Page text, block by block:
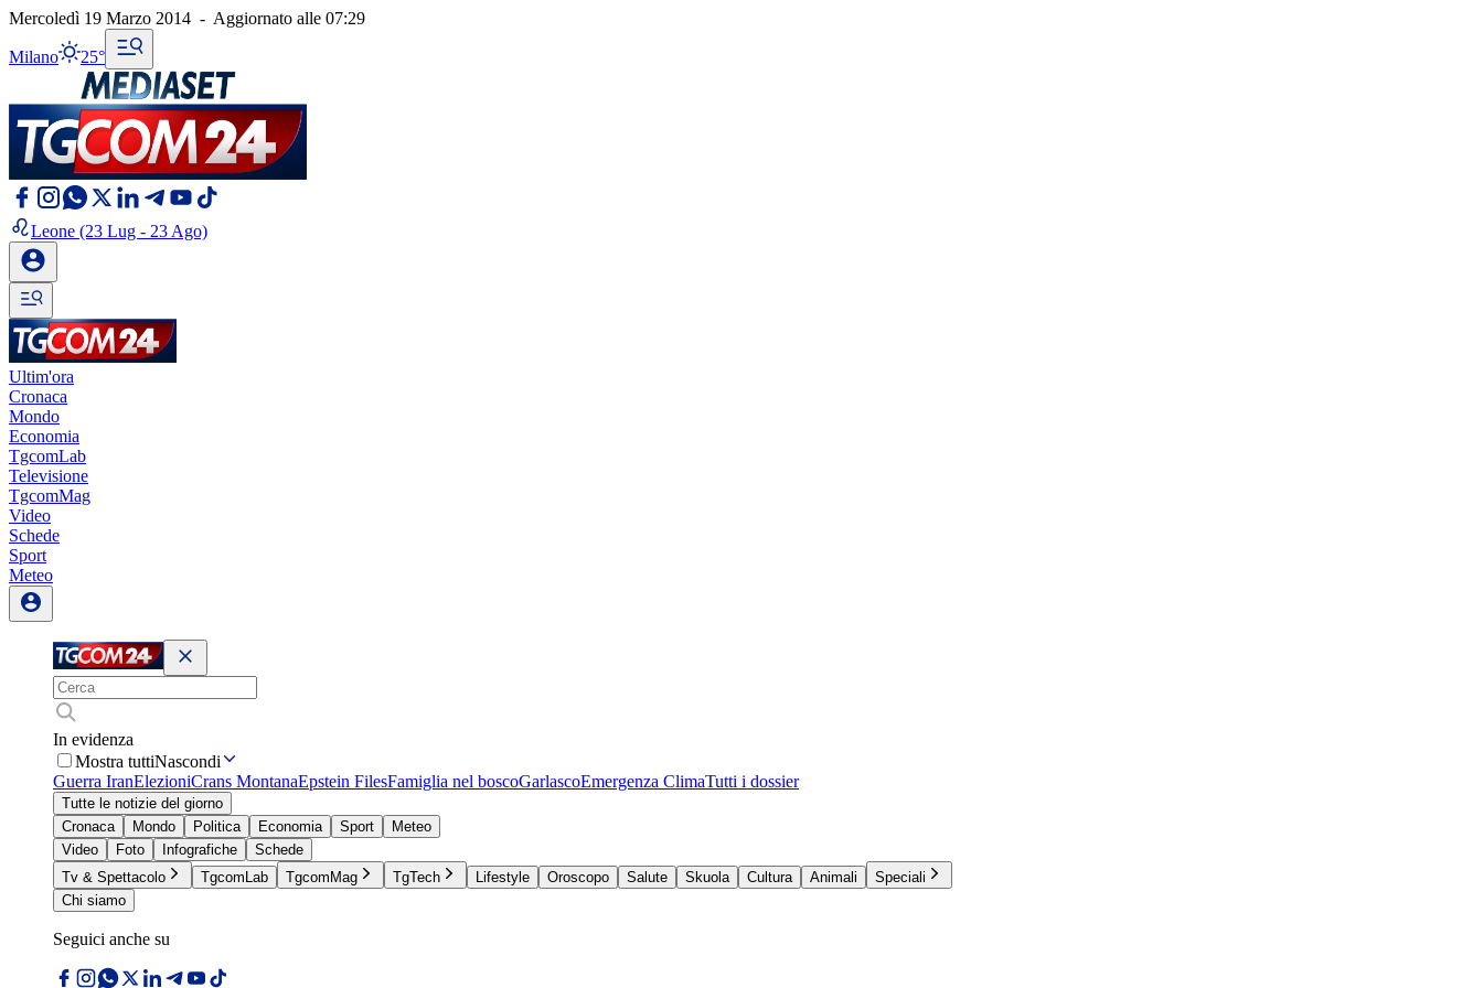
Mercoledì 19 Marzo 2014 - Aggiornato alle 07:29
Milano 25°
Leone (23 Lug - 23 Ago)
Ultim'ora
Cronaca
Mondo
Economia
TgcomLab
Televisione
TgcomMag
Video
Schede
Sport
Meteo
In evidenza
Mostra tuttiNascondi
Guerra IranElezioniCrans MontanaEpstein FilesFamiglia nel boscoGarlascoEmergenza ClimaTutti i dossier
Tutte le notizie del giorno
Cronaca
Mondo Politica Economia Sport
Meteo
Video
Foto Infografiche
Schede
Tv & Spettacolo
TgcomLab TgcomMag TgTech Lifestyle Oroscopo Salute Skuola Cultura Animali
Speciali
Chi siamo
Seguici anche su